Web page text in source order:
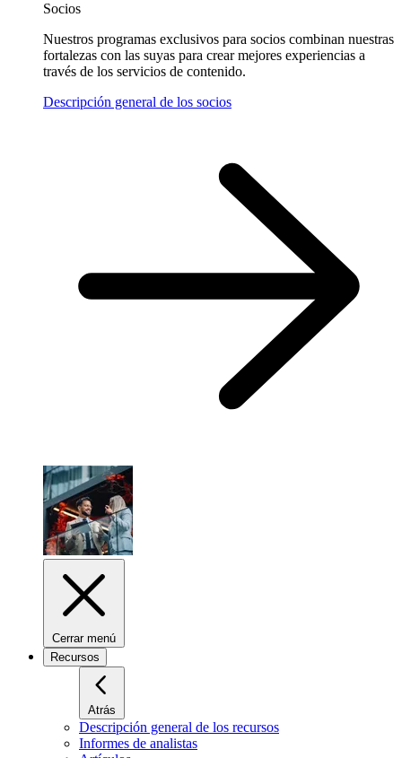
Socios
Nuestros programas exclusivos para socios combinan nuestras
fortalezas con las suyas para crear mejores experiencias a
través de los servicios de contenido.
Descripción general de los socios
Cerrar menú
Recursos
Atrás
Descripción general de los recursos
Informes de analistas